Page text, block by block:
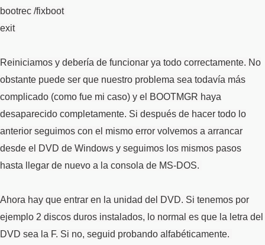
bootrec /fixboot
exit
Reiniciamos y debería de funcionar ya todo correctamente. No
obstante puede ser que nuestro problema sea todavía más
complicado (como fue mi caso) y el BOOTMGR haya
desaparecido completamente. Si después de hacer todo lo
anterior seguimos con el mismo error volvemos a arrancar
desde el DVD de Windows y seguimos los mismos pasos
hasta llegar de nuevo a la consola de MS-DOS.
Ahora hay que entrar en la unidad del DVD. Si tenemos por
ejemplo 2 discos duros instalados, lo normal es que la letra del
DVD sea la F. Si no, seguid probando alfabéticamente.